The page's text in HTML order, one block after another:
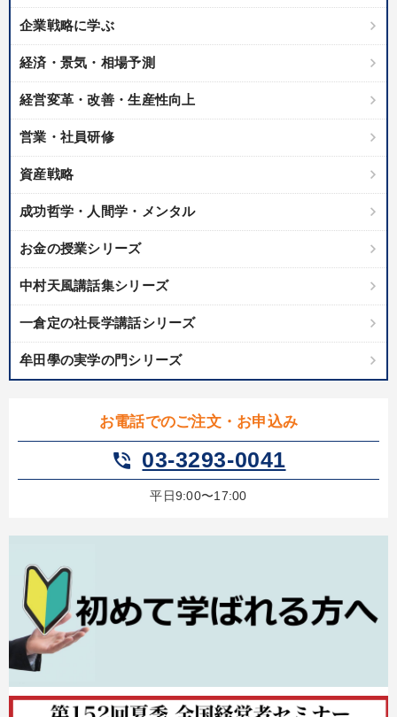
企業戦略に学ぶ
経済・景気・相場予測
経営変革・改善・生産性向上
営業・社員研修
資産戦略
成功哲学・人間学・メンタル
お金の授業シリーズ
中村天風講話集シリーズ
一倉定の社長学講話シリーズ
牟田學の実学の門シリーズ
お電話でのご注文・お申込み
phone_in_talk 03-3293-0041
平日9:00〜17:00